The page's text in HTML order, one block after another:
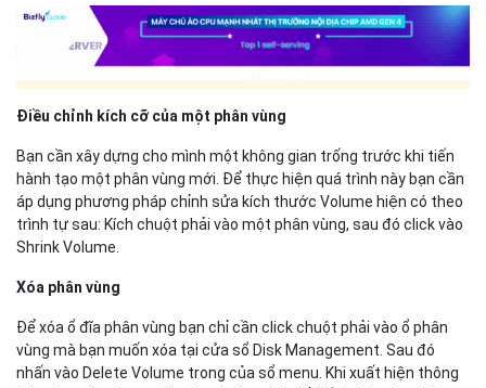
Điều chỉnh kích cỡ của một phân vùng
Bạn cần xây dựng cho mình một không gian trống trước khi tiến
hành tạo một phân vùng mới. Để thực hiện quá trình này bạn cần
áp dụng phương pháp chỉnh sửa kích thước Volume hiện có theo
trình tự sau: Kích chuột phải vào một phân vùng, sau đó click vào
Shrink Volume.
Xóa phân vùng
Để xóa ổ đĩa phân vùng bạn chỉ cần click chuột phải vào ổ phân
vùng mà bạn muốn xóa tại cửa sổ Disk Management. Sau đó
nhấn vào Delete Volume trong của sổ menu. Khi xuất hiện thông